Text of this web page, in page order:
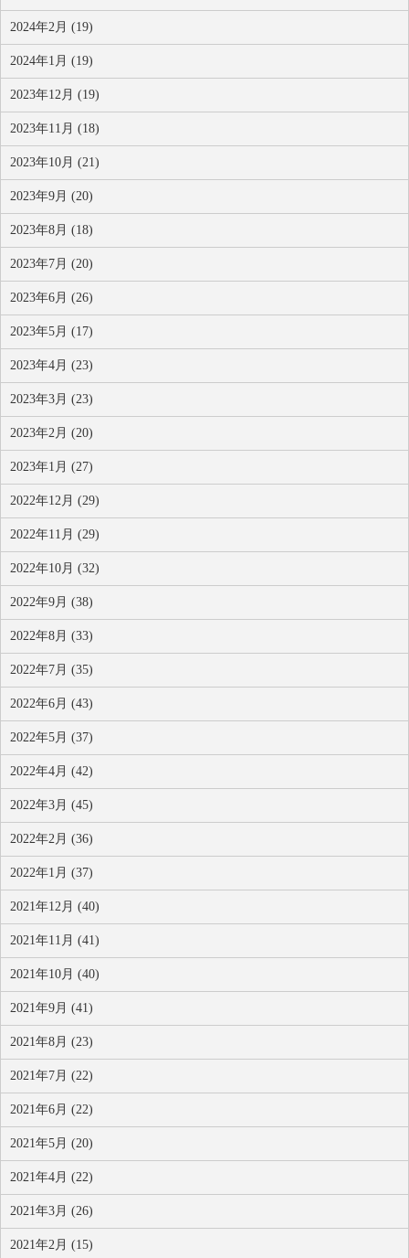
2024年2月 (19)
2024年1月 (19)
2023年12月 (19)
2023年11月 (18)
2023年10月 (21)
2023年9月 (20)
2023年8月 (18)
2023年7月 (20)
2023年6月 (26)
2023年5月 (17)
2023年4月 (23)
2023年3月 (23)
2023年2月 (20)
2023年1月 (27)
2022年12月 (29)
2022年11月 (29)
2022年10月 (32)
2022年9月 (38)
2022年8月 (33)
2022年7月 (35)
2022年6月 (43)
2022年5月 (37)
2022年4月 (42)
2022年3月 (45)
2022年2月 (36)
2022年1月 (37)
2021年12月 (40)
2021年11月 (41)
2021年10月 (40)
2021年9月 (41)
2021年8月 (23)
2021年7月 (22)
2021年6月 (22)
2021年5月 (20)
2021年4月 (22)
2021年3月 (26)
2021年2月 (15)